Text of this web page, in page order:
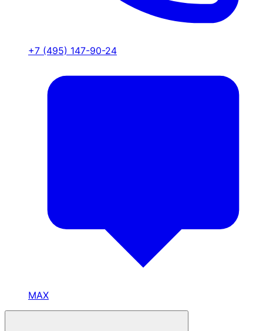
+7 (495) 147-90-24
MAX